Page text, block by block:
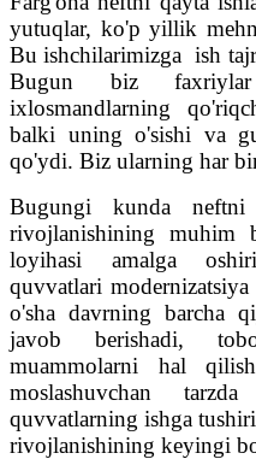
yutuqlar, ko'p yillik
Bu ishchilarimizga ish
Bugun biz
ixlosmandlarning
balki uning o'sishi va
qo'ydi. Biz ularning har
Bugungi kunda
rivojlanishining muhim
loyihasi amalga
quvvatlari
o'sha davrning barcha
javob berishadi,
muammolarni hal
moslashuvchan
quvvatlarning ishga
rivojlanishining keyingi